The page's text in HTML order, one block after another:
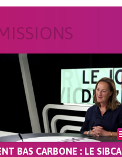
BAS CARBONE : LE SIBCA